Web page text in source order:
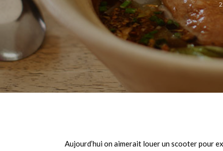
Aujourd’hui on aimerait louer un scooter pour